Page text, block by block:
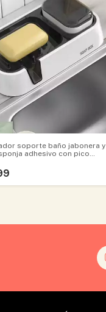
soporte baño jabonera y
adhesivo con pico